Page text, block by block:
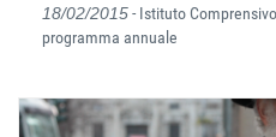
18/02/2015- Istituto
programma annuale